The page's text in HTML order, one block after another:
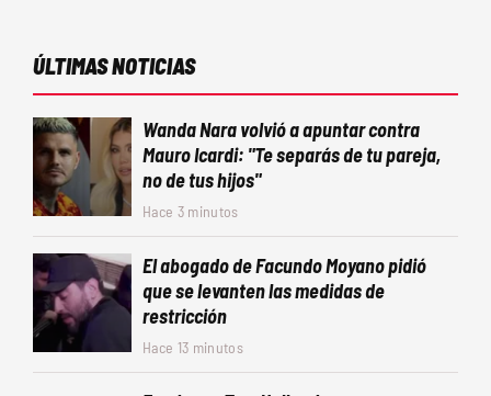
ÚLTIMAS NOTICIAS
Wanda Nara volvió a apuntar contra
Mauro Icardi: "Te separás de tu pareja,
no de tus hijos"
Hace 3 minutos
El abogado de Facundo Moyano pidió
que se levanten las medidas de
restricción
Hace 13 minutos